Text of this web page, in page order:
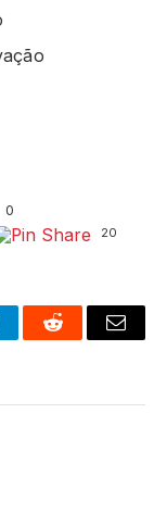
0
20
Reddit Email